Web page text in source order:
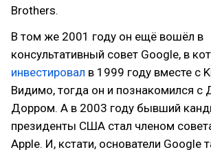
Brothers.
В том же 2001 году он ещё вошёл в
консультативный совет Google, в
инвестировал в 1999 году вместе с
Видимо, тогда он и познакомился
Дорром. А в 2003 году бывший
президенты США стал членом
Apple. И, кстати, основатели Google